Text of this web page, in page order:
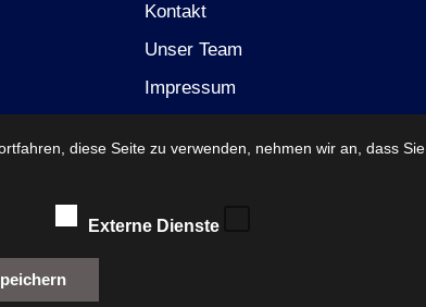
Kontakt
Unser Team
Impressum
diese Seite zu verwenden, nehmen wir an, dass Sie
Externe Dienste